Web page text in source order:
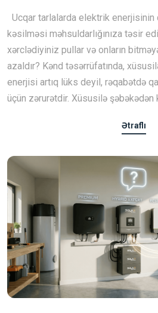
Ucqar tarlalarda elektrik enerjisinin
kəsilməsi məhsuldarlığınıza təsir
xərclədiyiniz pullar və onların
azaldır? Kənd təsərrüfatında,
enerjisi artıq lüks deyil, rəqabətdə
üçün zərurətdir. Xüsusilə şəbəkədən
Ətraflı